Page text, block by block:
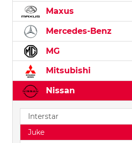
Maxus
Mercedes-Benz
MG
Mitsubishi
Nissan
Interstar
Juke